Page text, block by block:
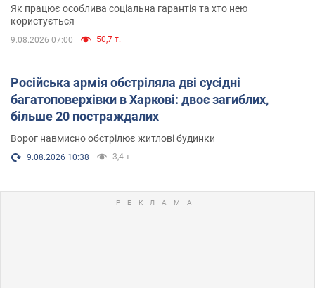
Як працює особлива соціальна гарантія та хто нею
користується
9.08.2026 07:00 50,7 т.
Російська армія обстріляла дві сусідні
багатоповерхівки в Харкові: двоє загиблих,
більше 20 постраждалих
Ворог навмисно обстрілює житлові будинки
9.08.2026 10:38 3,4 т.